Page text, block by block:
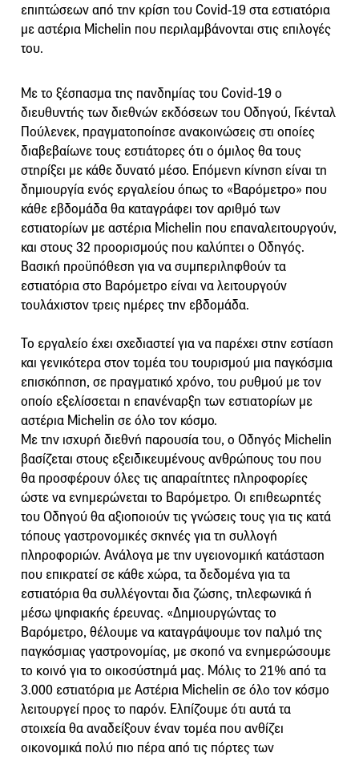
επιπτώσεων από την κρίση του Covid-19 στα εστιατόρια
με αστέρια Michelin που περιλαμβάνονται στις επιλογές
του.
Με το ξέσπασμα της πανδημίας του Covid-19 ο
διευθυντής των διεθνών εκδόσεων του Οδηγού, Γκένταλ
Πούλενεκ, πραγματοποίησε ανακοινώσεις στι οποίες
διαβεβαίωνε τους εστιάτορες ότι ο όμιλος θα τους
στηρίξει με κάθε δυνατό μέσο. Επόμενη κίνηση είναι τη
δημιουργία ενός εργαλείου όπως το «Βαρόμετρο» που
κάθε εβδομάδα θα καταγράφει τον αριθμό των
εστιατορίων με αστέρια Michelin που επαναλειτουργούν,
και στους 32 προορισμούς που καλύπτει ο Οδηγός.
Βασική προϋπόθεση για να συμπεριληφθούν τα
εστιατόρια στο Βαρόμετρο είναι να λειτουργούν
τουλάχιστον τρεις ημέρες την εβδομάδα.
Το εργαλείο έχει σχεδιαστεί για να παρέχει στην εστίαση
και γενικότερα στον τομέα του τουρισμού μια παγκόσμια
επισκόπηση, σε πραγματικό χρόνο, του ρυθμού με τον
οποίο εξελίσσεται η επανέναρξη των εστιατορίων με
αστέρια Michelin σε όλο τον κόσμο.
Με την ισχυρή διεθνή παρουσία του, ο Οδηγός Michelin
βασίζεται στους εξειδικευμένους ανθρώπους του που
θα προσφέρουν όλες τις απαραίτητες πληροφορίες
ώστε να ενημερώνεται το Βαρόμετρο. Οι επιθεωρητές
του Οδηγού θα αξιοποιούν τις γνώσεις τους για τις κατά
τόπους γαστρονομικές σκηνές για τη συλλογή
πληροφοριών. Ανάλογα με την υγειονομική κατάσταση
που επικρατεί σε κάθε χώρα, τα δεδομένα για τα
εστιατόρια θα συλλέγονται δια ζώσης, τηλεφωνικά ή
μέσω ψηφιακής έρευνας. «Δημιουργώντας το
Βαρόμετρο, θέλουμε να καταγράψουμε τον παλμό της
παγκόσμιας γαστρονομίας, με σκοπό να ενημερώσουμε
το κοινό για το οικοσύστημά μας. Μόλις το 21% από τα
3.000 εστιατόρια με Αστέρια Michelin σε όλο τον κόσμο
λειτουργεί προς το παρόν. Ελπίζουμε ότι αυτά τα
στοιχεία θα αναδείξουν έναν τομέα που ανθίζει
οικονομικά πολύ πιο πέρα από τις πόρτες των